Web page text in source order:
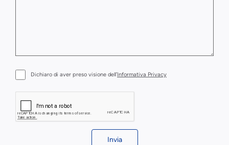
Dichiaro di aver preso visione dell’Informativa Privacy
Invia